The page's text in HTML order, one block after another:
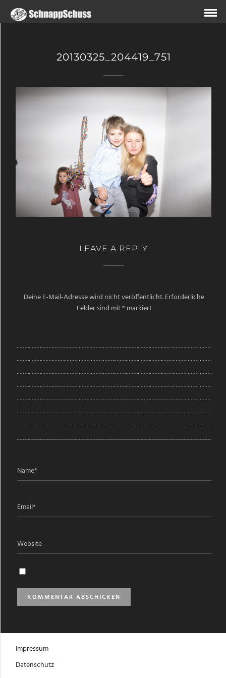
20130325_204419_751
LEAVE A REPLY
Deine E-Mail-Adresse wird nicht veröffentlicht.Erforderliche
Felder sind mit* markiert
Impressum
Datenschutz